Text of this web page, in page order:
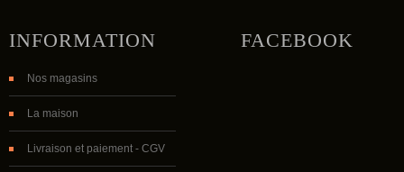
INFORMATION
Nos magasins
La maison
Livraison et paiement - CGV
FACEBOOK